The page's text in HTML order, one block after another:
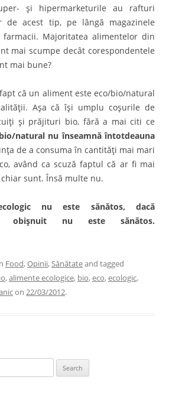
şi hipermarketurile au rafturi
de acest tip, pe lângă magazinele
Majoritatea alimentelor din
mai scumpe decât corespondentele
mai bune?
că un aliment este eco/bio/natural
Aşa că îşi umplu coşurile de
şi prăjituri bio, fără a mai citi ce
natural nu înseamnă întotdeauna
de a consuma în cantităţi mai mari
având ca scuză faptul că ar fi mai
sunt. Însă multe nu.
nu este sănătos, dacă
obişnuit nu este sănătos.
Food,Opinii,Sănătateand tagged
,alimente ecologice, bio,eco,ecologic,
on 22/03/2012.